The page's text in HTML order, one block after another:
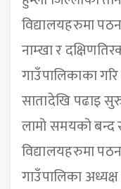
विद्यालयहरुमा
नाम्खा र
गाउँपालिकाका
सातादेखि पढाइ
लामो समयको बन्द
विद्यालयहरुमा
गाउँपालिका